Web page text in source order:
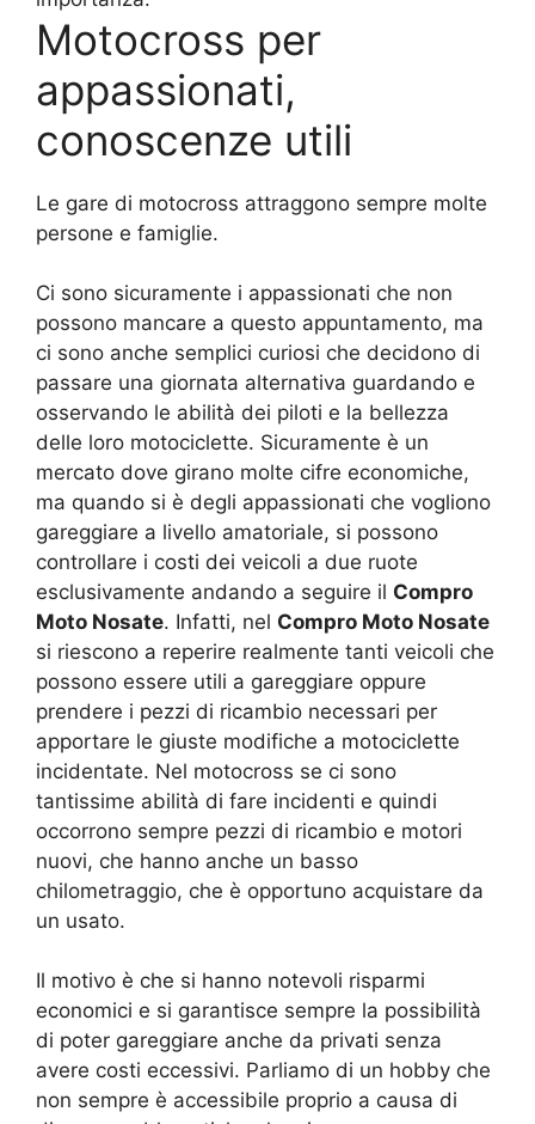
Motocross per
appassionati,
conoscenze utili
Le gare di motocross attraggono sempre molte
persone e famiglie.
Ci sono sicuramente i appassionati che non
possono mancare a questo appuntamento, ma
ci sono anche semplici curiosi che decidono di
passare una giornata alternativa guardando e
osservando le abilità dei piloti e la bellezza
delle loro motociclette. Sicuramente è un
mercato dove girano molte cifre economiche,
ma quando si è degli appassionati che vogliono
gareggiare a livello amatoriale, si possono
controllare i costi dei veicoli a due ruote
esclusivamente andando a seguire il Compro
Moto Nosate. Infatti, nel Compro Moto Nosate
si riescono a reperire realmente tanti veicoli che
possono essere utili a gareggiare oppure
prendere i pezzi di ricambio necessari per
apportare le giuste modifiche a motociclette
incidentate. Nel motocross se ci sono
tantissime abilità di fare incidenti e quindi
occorrono sempre pezzi di ricambio e motori
nuovi, che hanno anche un basso
chilometraggio, che è opportuno acquistare da
un usato.
Il motivo è che si hanno notevoli risparmi
economici e si garantisce sempre la possibilità
di poter gareggiare anche da privati senza
avere costi eccessivi. Parliamo di un hobby che
non sempre è accessibile proprio a causa di